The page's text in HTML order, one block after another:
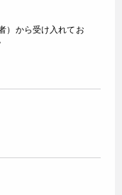
）から受け入れてお